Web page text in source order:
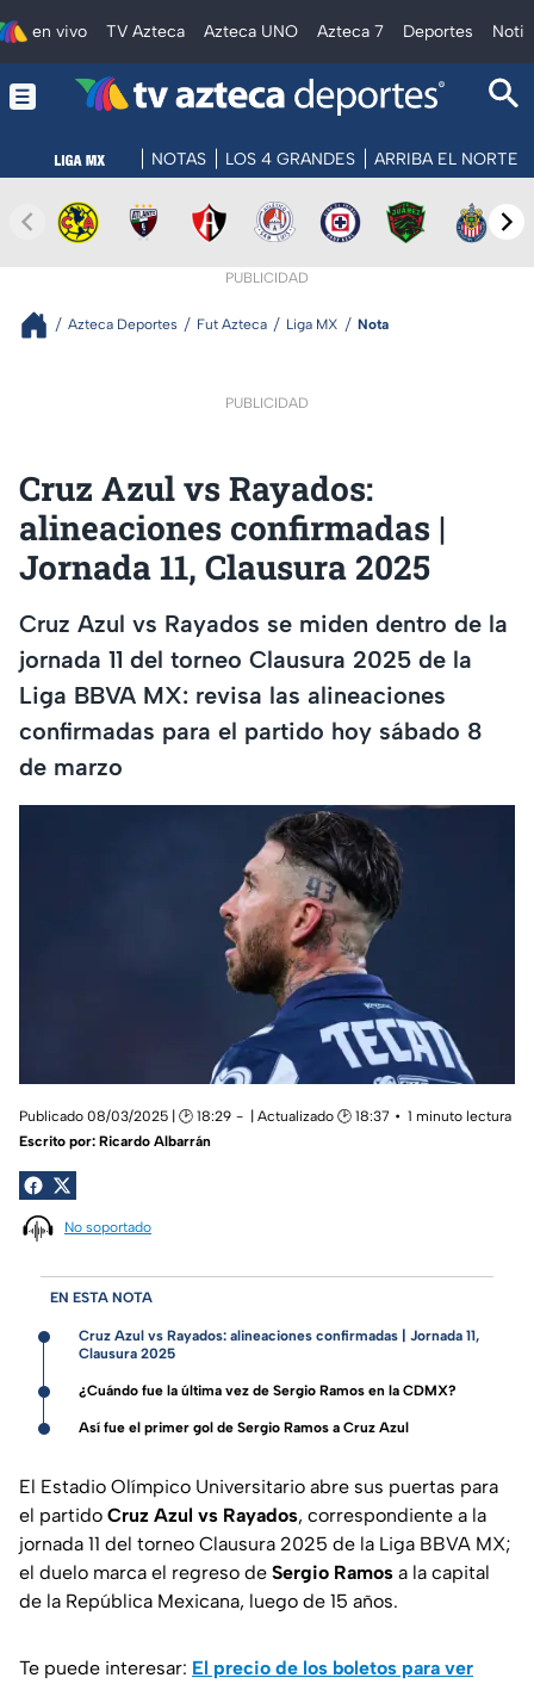
en vivo TV Azteca Azteca UNO Azteca 7 Deportes
NOTAS LOS 4 GRANDES ARRIBA EL NORTE
PUBLICIDAD
Azteca Deportes Fut Azteca Liga MX Nota
PUBLICIDAD
Cruz Azul vs Rayados:
alineaciones confirmadas |
Jornada 11, Clausura 2025
Cruz Azul vs Rayados se miden dentro de la
jornada 11 del torneo Clausura 2025 de la
Liga BBVA MX: revisa las alineaciones
confirmadas para el partido hoy sábado 8
de marzo
Publicado 08/03/2025 | 🕑 18:29 | Actualizado 🕑 18:37
1 minuto lectura
Escrito por: Ricardo Albarrán
No soportado
EN ESTA NOTA
Cruz Azul vs Rayados: alineaciones confirmadas | Jornada 11,
Clausura 2025
¿Cuándo fue la última vez de Sergio Ramos en la CDMX?
Así fue el primer gol de Sergio Ramos a Cruz Azul
El Estadio Olímpico Universitario abre sus puertas para
el partido Cruz Azul vs Rayados, correspondiente a la
jornada 11 del torneo Clausura 2025 de la Liga BBVA MX;
el duelo marca el regreso de Sergio Ramos a la capital
de la República Mexicana, luego de 15 años.
Te puede interesar: El precio de los boletos para ver